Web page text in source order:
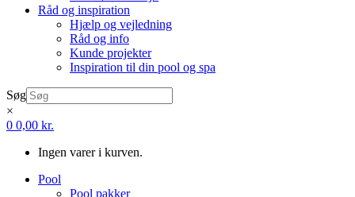
Råd og inspiration
Hjælp og vejledning
Råd og info
Kunde projekter
Inspiration til din pool og spa
Søg
×
0 0,00 kr.
Ingen varer i kurven.
Pool
Pool pakker